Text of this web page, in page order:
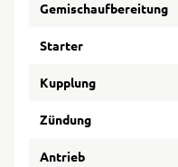
Gemischaufbereitung
Starter
Kupplung
Zündung
Antrieb